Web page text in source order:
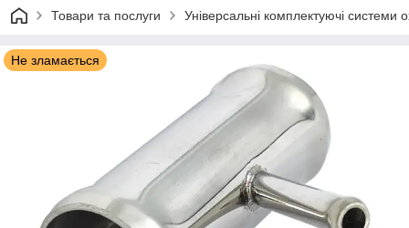
Товари та послуги Універсальні комплектуючі системи
Не зламається